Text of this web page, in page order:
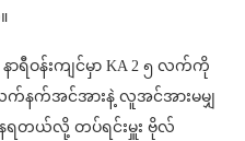
ရီဝန်းကျင်မှာ KA 2 ၅ လက်ကို
က်နက်အင်အားနဲ့ လူအင်အားမမျှ
တယ်လို့ တပ်ရင်းမှူး ဗိုလ်